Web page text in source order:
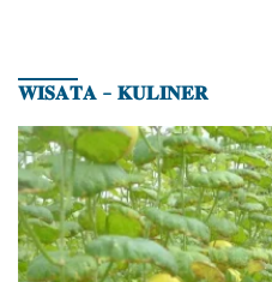
𝐖𝐈𝐒𝐀𝐓𝐀 – 𝐊𝐔𝐋𝐈𝐍𝐄𝐑